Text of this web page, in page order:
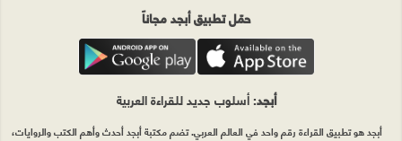
حمّل تطبيق أبجد مجاناً
أبجد: أسلوب جديد للقراءة العربية
أبجد هو تطبيق القراءة رقم واحد في العالم العربي. تضم مكتبة أبجد أحدث وأهم الكتب والروايات،